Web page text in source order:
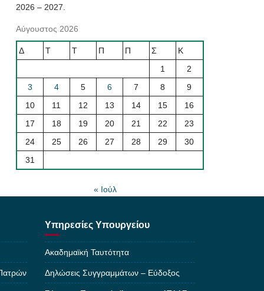
2026 – 2027.
Αύγουστος 2026
Δ Τ Τ Π Π Σ
Κ
1
2
3
4 5 6 7 8
9
10
11 12 13 14 15
16
17
18 19 20 21 22
23
24
25 26 27 28 29
30
31
« Ιούλ
Υπηρεσίες Υπουργείου
Ακαδημαϊκή Ταυτότητα
Δηλώσεις Συγγραμμάτων – Εύδοξος